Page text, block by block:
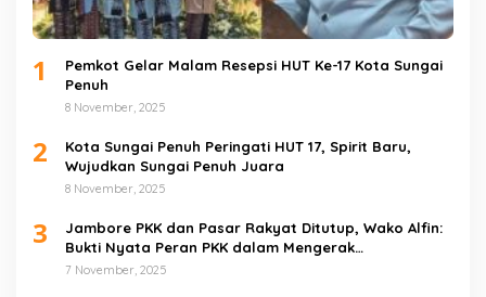
1
Pemkot Gelar Malam Resepsi HUT Ke-17 Kota Sungai
Penuh
8 November, 2025
2
Kota Sungai Penuh Peringati HUT 17, Spirit Baru,
Wujudkan Sungai Penuh Juara
8 November, 2025
3
Jambore PKK dan Pasar Rakyat Ditutup, Wako Alfin:
Bukti Nyata Peran PKK dalam Mengerak
Perekonomian Masyarakat
7 November, 2025